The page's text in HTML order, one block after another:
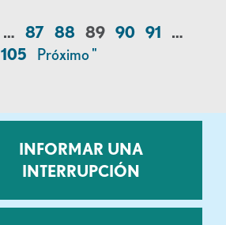
… 87 88 89 90 91
…
105
Próximo "
INFORMAR UNA
INTERRUPCIÓN